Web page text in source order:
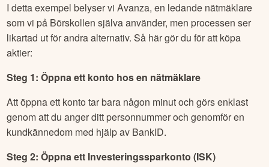
I detta exempel belyser vi Avanza, en ledande nätmäklare
som vi på Börskollen själva använder, men processen ser
likartad ut för andra alternativ. Så här gör du för att köpa
aktier:
Steg 1: Öppna ett konto hos en nätmäklare
Att öppna ett konto tar bara någon minut och görs enklast
genom att du anger ditt personnummer och genomför en
kundkännedom med hjälp av BankID.
Steg 2: Öppna ett Investeringssparkonto (ISK)